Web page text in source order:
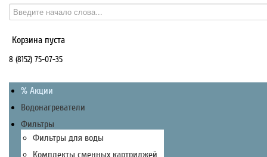
Корзина пуста
8 (8152) 75-07-35
% Акции
Водонагреватели
Фильтры
Фильтры для воды
Комплекты сменных картриджей